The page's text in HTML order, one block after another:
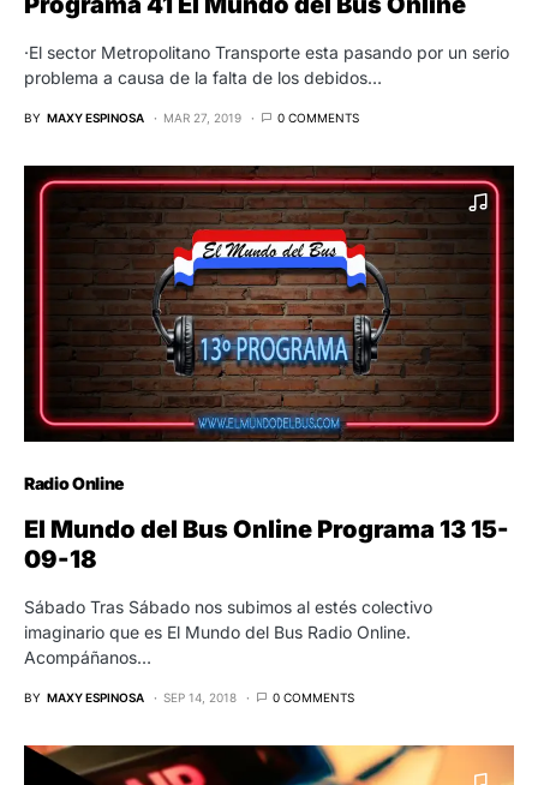
·El sector Metropolitano Transporte esta pasando por un serio
problema a causa de la falta de los debidos…
BY MAXY ESPINOSA MAR 27, 2019 0 COMMENTS
Radio Online
El Mundo del Bus Online Programa 13 15-
09-18
Sábado Tras Sábado nos subimos al estés colectivo
imaginario que es El Mundo del Bus Radio Online.
Acompáñanos…
BY MAXY ESPINOSA SEP 14, 2018 0 COMMENTS